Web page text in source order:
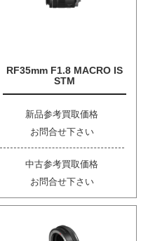
RF35mm F1.8 MACRO IS
STM
新品参考買取価格
お問合せ下さい
中古参考買取価格
お問合せ下さい